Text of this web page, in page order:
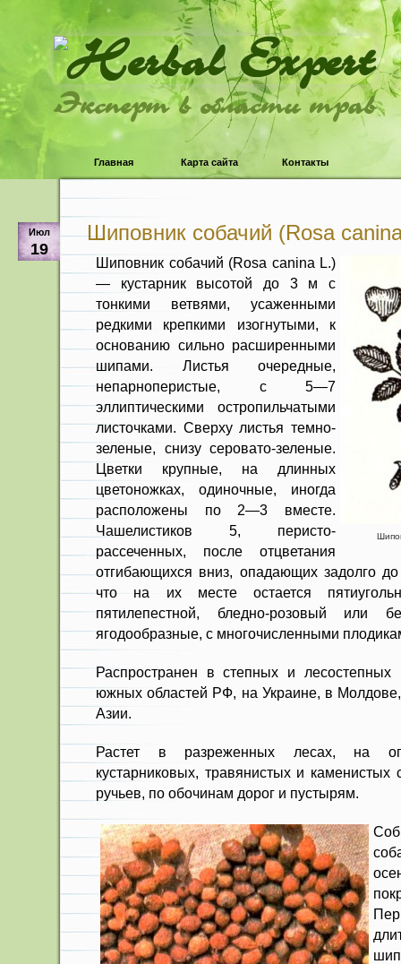
Эксперт в области трав
Главная Карта сайта Контакты
Июл
19
Шиповник собачий (Rosa
Шиповник собачий (Rosa canina L.)
— кустарник высотой до 3 м с
тонкими ветвями, усаженными
редкими креп­кими изогнутыми, к
основанию сильно расширенными
шипами. Листья оче­редные,
непарноперистые, с 5—7
эллиптическими остропильчатыми
листочка­ми. Сверху листья темно-
зеленые, сни­зу серовато-зеленые.
Цветки крупные, на длинных
цветоножках, одиночные, иногда
расположены по 2—3 вместе.
Чашелистиков 5, перисто-
рассеченных, после отцветания
отгибающихся вниз, опадающих задолго
что на их месте остается
пятилепестной, бледно-розовый или
ягодообразные, с многочисленными
Распространен в степных и лесо­степных
южных областей РФ, на Украине, в
Азии.
Растет в разреженных лесах, на
кустарниковых, травянистых и каменистых
ручьев, по обочинам дорог и пустырям.